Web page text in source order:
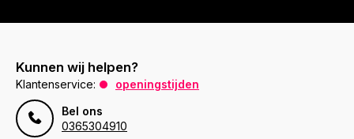
Kunnen wij helpen?
Klantenservice:
openingstijden
Bel ons
0365304910